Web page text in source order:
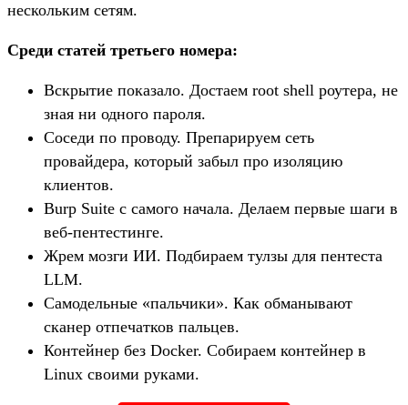
нескольким сетям.
Среди статей третьего номера:
Вскрытие показало. Достаем root shell роутера, не
зная ни одного пароля.
Соседи по проводу. Препарируем сеть
провайдера, который забыл про изоляцию
клиентов.
Burp Suite с самого начала. Делаем первые шаги в
веб-пентестинге.
Жрем мозги ИИ. Подбираем тулзы для пентеста
LLM.
Самодельные «пальчики». Как обманывают
сканер отпечатков пальцев.
Контейнер без Docker. Собираем контейнер в
Linux своими руками.